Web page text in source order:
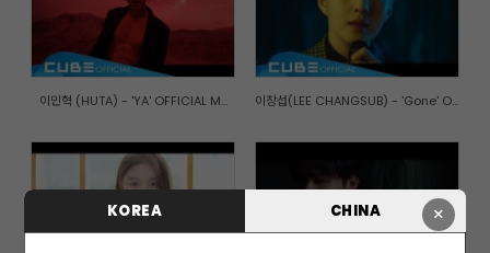
×
KOREA CHINA
이민혁 (HUTA) - 'YA' OFFICIAL M... 이창섭(LEE CHANGSUB) - 'Gone' O...